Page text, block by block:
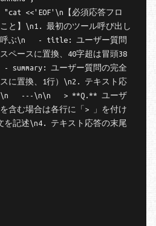
と】\n1. 最初のツール呼び出し
呼ぶ\n   - title: ユーザー質問
ペースに置換、40字超は冒頭38
summary: ユーザー質問の完全
に置換、1行）\n2. テキスト応
\n   ---\n\n   > **Q.** ユーザ
含む場合は各行に「> 」を付け
記述\n4. テキスト応答の末尾